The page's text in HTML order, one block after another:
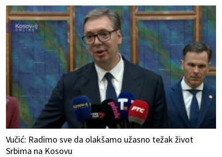
Vučić: Radimo sve da olakšamo užasno težak život
Srbima na Kosovu